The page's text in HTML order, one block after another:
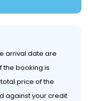
arrival date are
the booking is
price of the
against your credit